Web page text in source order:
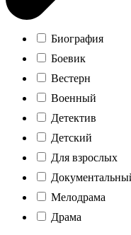
Биография
Боевик
Вестерн
Военный
Детектив
Детский
Для взрослых
Мелодрама
Драма